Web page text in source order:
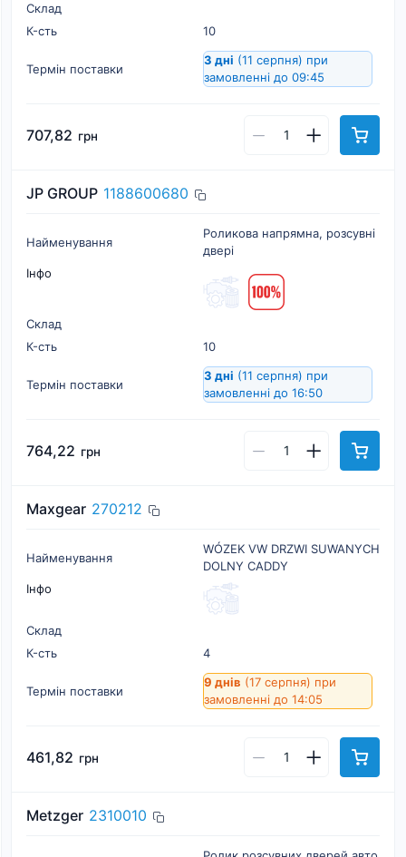
Склад
К-cть
10
Термін поставки
3 дні (11 серпня) при
замовленні до 09:45
707,82 грн
JP GROUP 1188600680
Найменування
Роликова напрямна, розсувні
двері
Інфо
Склад
К-cть
10
Термін поставки
3 дні (11 серпня) при
замовленні до 16:50
764,22 грн
Maxgear 270212
Найменування
WÓZEK VW DRZWI SUWANYCH
DOLNY CADDY
Інфо
Склад
К-cть
4
Термін поставки
9 днів (17 серпня) при
замовленні до 14:05
461,82 грн
Metzger 2310010